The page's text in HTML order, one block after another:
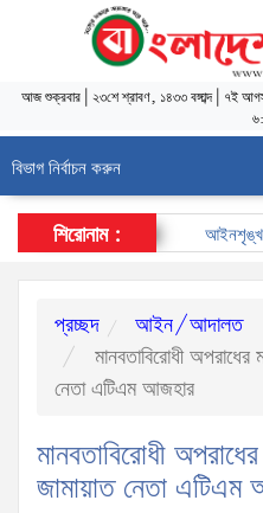
আজশুক্রবার ২৩শে শ্রাবণ, ১৪৩৩ বঙ্গাব্দ| ৭ই
বিভাগ নির্বাচন করুন
শিরোনাম : আইনশৃঙ্খলা
প্রচ্ছদ
আইন/আদালত
মানবতাবিরোধী অপরাধের
নেতা এটিএম আজহার
মানবতাবিরোধী
জামায়াত নেতা